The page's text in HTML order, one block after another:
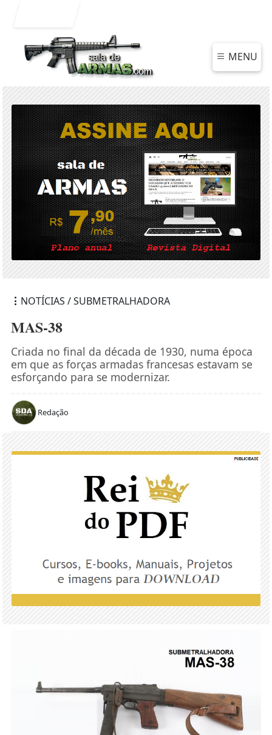
MENU
NOTÍCIAS / SUBMETRALHADORA
MAS-38
Criada no final da década de 1930, numa época
em que as forças armadas francesas estavam se
esforçando para se modernizar.
Redação